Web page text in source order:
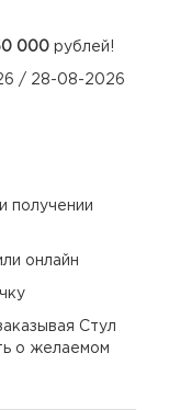
000 рублей!
/ 28-08-2026
получении
онлайн
Стул
о желаемом